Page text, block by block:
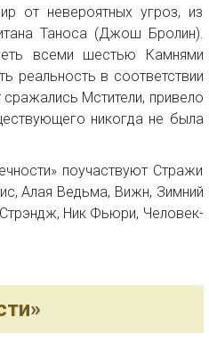
от невероятных угроз, из
Таноса (Джош Бролин).
всеми шестью Камнями
реальность в соответствии
Мстители, привело
никогда не была
поучаствуют Стражи
Алая Ведьма, Вижн, Зимний
Ник Фьюри, Человек-